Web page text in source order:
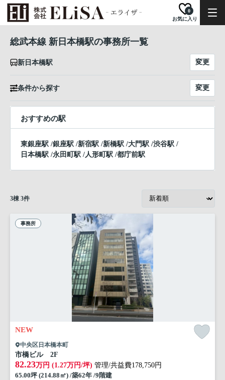
お気に入り
0
総武本線 新日本橋駅の事務所一覧
新日本橋駅 変更
条件から探す 変更
おすすめの駅
東銀座駅 /銀座駅 /新宿駅 /新橋駅 /大門駅 /渋谷駅 /
日本橋駅 /永田町駅 /人形町駅 /都庁前駅
3棟 3件
事務所
NEW
中央区日本橋本町
市橋ビル 2F
82.23万円 (1.27万円/坪) 管理/共益費178,750円
65.00坪 (214.88㎡) /築62年 /9階建